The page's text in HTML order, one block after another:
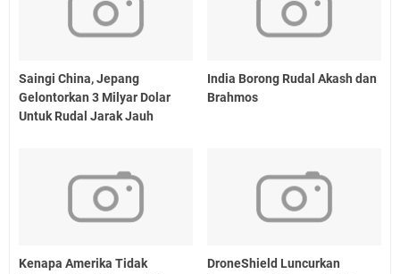
Saingi China, Jepang
Gelontorkan 3 Milyar Dolar
Untuk Rudal Jarak Jauh
India Borong Rudal Akash dan
Brahmos
Kenapa Amerika Tidak
DroneShield Luncurkan